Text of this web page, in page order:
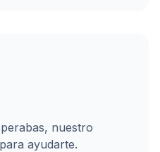
nuestro
ayudarte.